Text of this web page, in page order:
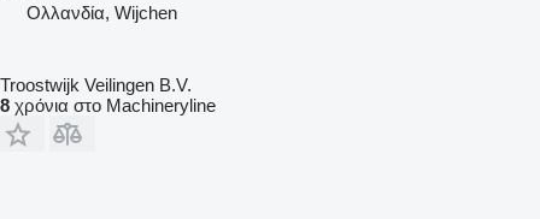
Ολλανδία, Wijchen
Troostwijk Veilingen B.V.
8 χρόνια στο Machineryline